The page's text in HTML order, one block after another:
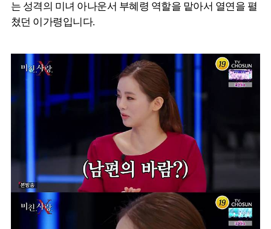
는 성격의 미녀 아나운서 부혜령 역할을 맡아서 열연을 펼
쳤던 이가령입니다.